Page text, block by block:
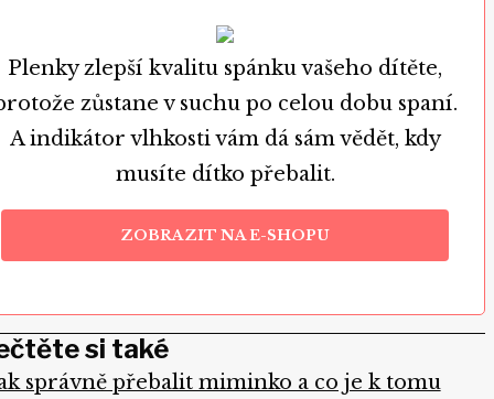
Plenky zlepší kvalitu spánku vašeho dítěte,
zůstane v suchu po celou dobu spaní.
A indikátor vlhkosti vám dá sám vědět, kdy
musíte dítko přebalit.
ZOBRAZIT NA E-SHOPU
si také
správně přebalit miminko a co je k tomu